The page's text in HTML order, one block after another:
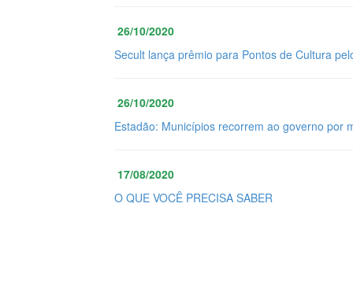
26/10/2020
Secult lança prêmio para Pontos de Cultura
26/10/2020
Estadão: Municípios recorrem ao governo por
17/08/2020
O QUE VOCÊ PRECISA SABER